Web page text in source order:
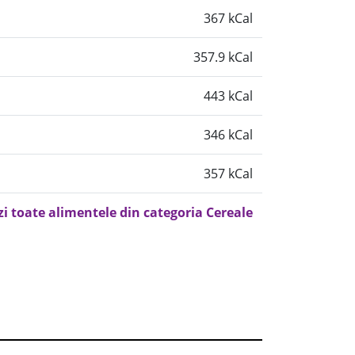
367 kCal
357.9 kCal
443 kCal
346 kCal
357 kCal
toate alimentele din categoria Cereale